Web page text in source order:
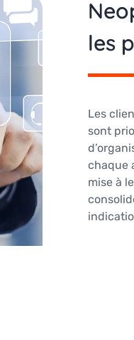
les
Les
sont
chaque
mise à